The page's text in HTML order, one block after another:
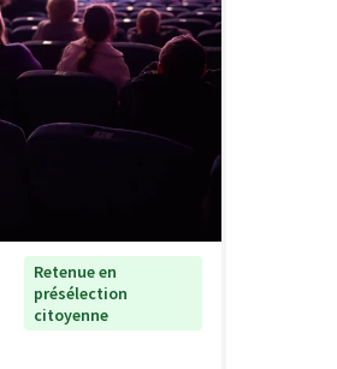
Retenue en
présélection
citoyenne